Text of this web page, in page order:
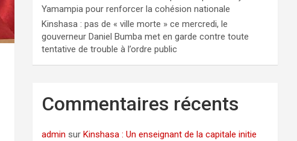
Yamampia pour renforcer la cohésion nationale
Kinshasa : pas de « ville morte » ce mercredi, le
gouverneur Daniel Bumba met en garde contre toute
tentative de trouble à l’ordre public
Commentaires récents
admin surKinshasa : Un enseignant de la capitale initie